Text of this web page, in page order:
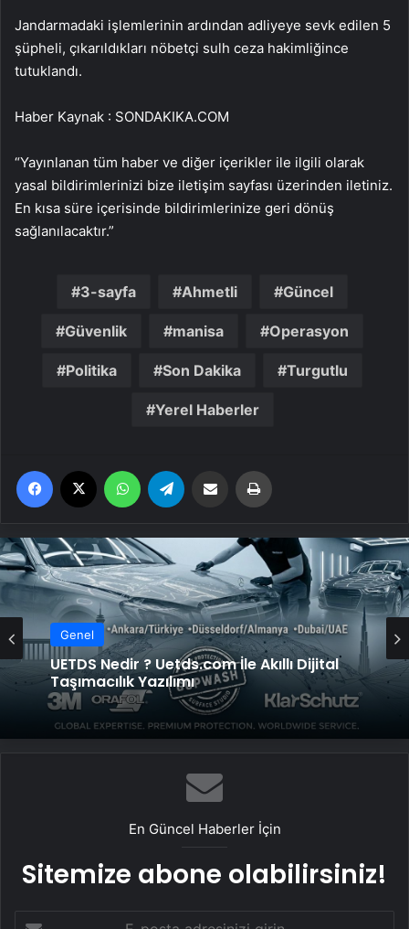
Jandarmadaki işlemlerinin ardından adliyeye sevk edilen 5
şüpheli, çıkarıldıkları nöbetçi sulh ceza hakimliğince
tutuklandı.
Haber Kaynak : SONDAKIKA.COM
“Yayınlanan tüm haber ve diğer içerikler ile ilgili olarak
yasal bildirimlerinizi bize iletişim sayfası üzerinden iletiniz.
En kısa süre içerisinde bildirimlerinize geri dönüş
sağlanılacaktır.”
3-sayfa Ahmetli Güncel
Güvenlik manisa Operasyon
Politika Son Dakika Turgutlu
Yerel Haberler
Facebook WhatsApp Email'den paylaş
Genel
UETDS Nedir ? Uetds.com İle Akıllı Dijital
Taşımacılık Yazılımı
En Güncel Haberler İçin
Sitemize abone olabilirsiniz!